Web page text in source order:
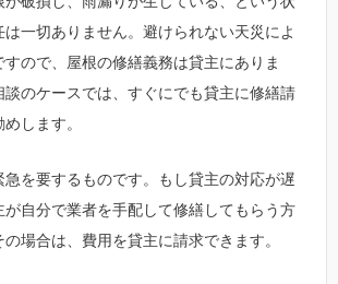
一切ありません。避けられない天災によ
すので、屋根の修繕義務は貸主にありま
談のケースでは、すぐにでも貸主に修繕請
します。
を要するものです。もし貸主の対応が遅
が自分で業者を手配して修繕してもらう方
場合は、費用を貸主に請求できます。